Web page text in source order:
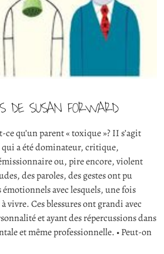
DE SUSAN FORWARD
ce qu’un parent « toxique »? II s’agit
qui a été dominateur, critique,
ou, pire encore, violent
des paroles, des gestes ont pu
avec lesquels, une fois
vivre. Ces blessures ont grandi avec
et ayant des répercussions dans
et même professionnelle. • Peut-on